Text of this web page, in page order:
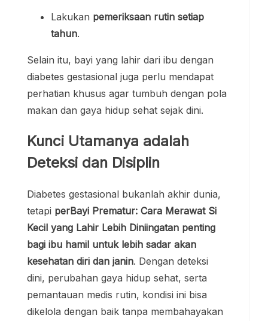
Lakukan pemeriksaan rutin setiap
tahun.
Selain itu, bayi yang lahir dari ibu dengan
diabetes gestasional juga perlu mendapat
perhatian khusus agar tumbuh dengan pola
makan dan gaya hidup sehat sejak dini.
Kunci Utamanya adalah
Deteksi dan Disiplin
Diabetes gestasional bukanlah akhir dunia,
tetapi perBayi Prematur: Cara Merawat Si
Kecil yang Lahir Lebih Diniingatan penting
bagi ibu hamil untuk lebih sadar akan
kesehatan diri dan janin. Dengan deteksi
dini, perubahan gaya hidup sehat, serta
pemantauan medis rutin, kondisi ini bisa
dikelola dengan baik tanpa membahayakan